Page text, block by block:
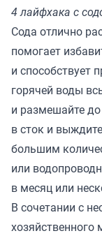
4 лайфхака с
Сода отлично
помогает
и способствует
горячей воды
и размешайте
в сток и
большим
или
в месяц или
В сочетании с